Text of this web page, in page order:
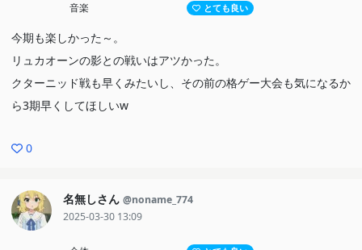
音楽 とても良い
今期も楽しかった～。
リュカオーンの影との戦いはアツかった。
クターニッド戦も早くみたいし、その前の格ゲー大会も気になるか
ら3期早くしてほしいw
0
名無しさん @noname_774
2025-03-30 13:09